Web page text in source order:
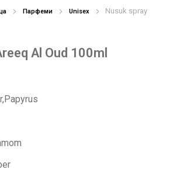
Парфеми Unisex
Nusuk spray
Al Oud 100ml